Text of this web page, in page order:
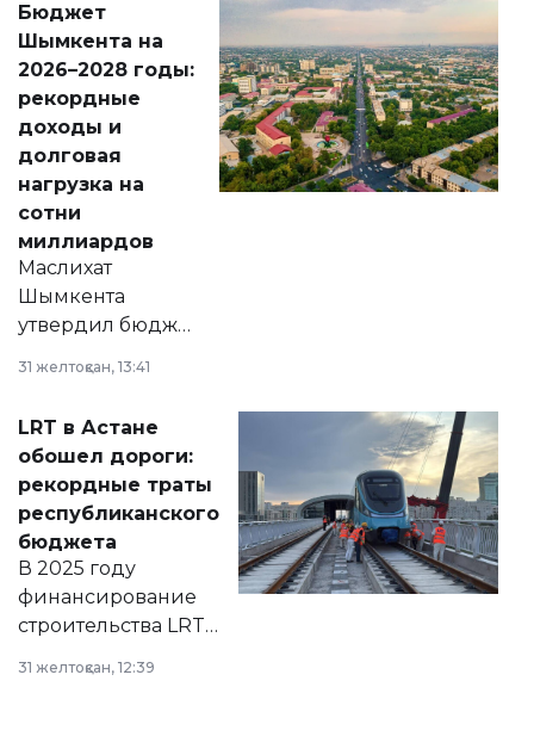
народу
Венесуэлы.
Бюджет
Шымкента на
2026–2028 годы:
рекордные
доходы и
долговая
нагрузка на
сотни
миллиардов
Маслихат
Шымкента
утвердил бюджет
2028 годы.
документ
появился в базе
нормативных
правовых актов и
на сайте маслихат
города.
31 желтоқсан, 13:41
LRT в Астане
обошел дороги:
рекордные траты
республиканского
бюджета
В 2025 году
финансирование
строительства LRT
республиканского
31 желтоқсан, 12:39